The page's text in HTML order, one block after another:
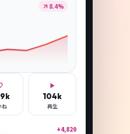
8.4%
ね
104k
再生
+4,820